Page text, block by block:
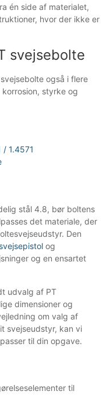
én side af materialet,
hvor der ikke er
svejsebolte
også i flere
styrke og
/ 1.4571
stål 4.8, bør boltens
det materiale, der
Den
svejsepistol og
og en ensartet
udvalg af PT
dimensioner og
om valg af
svejseudstyr, kan vi
til din opgave.
til